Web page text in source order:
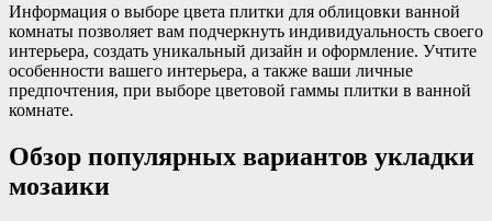
Информация о выборе цвета плитки для облицовки ванной
комнаты позволяет вам подчеркнуть индивидуальность своего
интерьера, создать уникальный дизайн и оформление. Учтите
особенности вашего интерьера, а также ваши личные
предпочтения, при выборе цветовой гаммы плитки в ванной
комнате.
Обзор популярных вариантов укладки
мозаики